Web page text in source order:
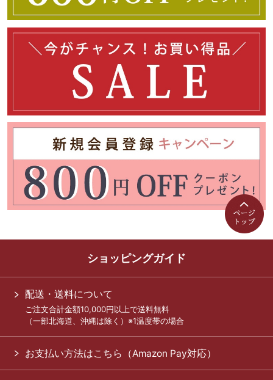
ショッピングガイド
配送・送料について
ご注文合計金額10,000円以上で送料無料
（一部北海道、沖縄は除く）※1温度帯の場合
お支払い方法はこちら（Amazon Pay対応）